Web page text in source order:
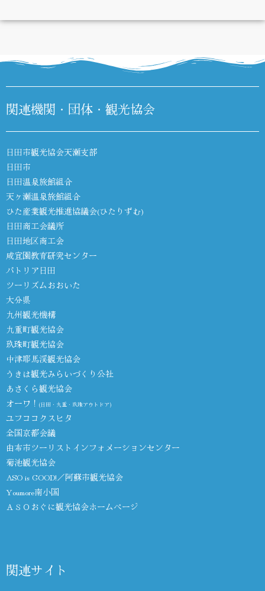
DIARY
関連機関・団体・観光協会
日田市観光協会天瀬支部
日田市
日田温泉旅館組合
天ヶ瀬温泉旅館組合
ひた産業観光推進協議会(ひたりずむ)
日田商工会議所
日田地区商工会
咸宜園教育研究センター
パトリア日田
ツーリズムおおいた
大分県
九州観光機構
九重町観光協会
玖珠町観光協会
中津耶馬渓観光協会
うきは観光みらいづくり公社
あさくら観光協会
オーワ！ (日田・九重・玖珠アウトドア)
ユフココクスヒタ
全国京都会議
由布市ツーリストインフォメーションセンター
菊池観光協会
ASO is GOOD!／阿蘇市観光協会
Youmore南小国
ＡＳＯおぐに観光協会ホームページ
関連サイト